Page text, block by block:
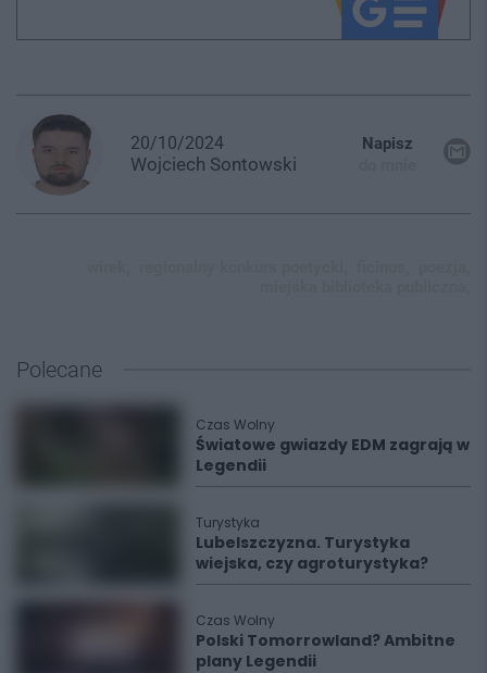
20/10/2024
Wojciech Sontowski
Napisz
Polecane
Czas Wolny
Światowe gwiazdy EDM zagrają w
Legendii
Turystyka
Lubelszczyzna. Turystyka
wiejska, czy agroturystyka?
Czas Wolny
Polski Tomorrowland? Ambitne
plany Legendii